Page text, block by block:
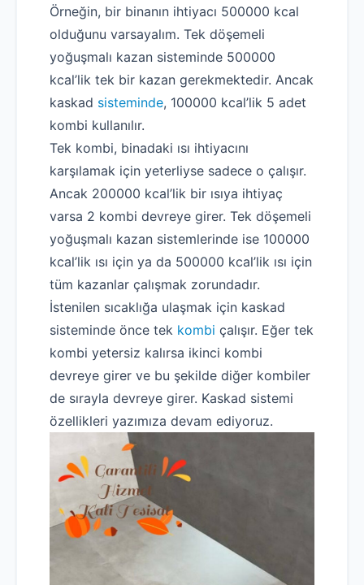
Robotla Tıkanıklık Açma
Örneğin, bir binanın ihtiyacı 500000 kcal
olduğunu varsayalım. Tek döşemeli
yoğuşmalı kazan sisteminde 500000
kcal’lik tek bir kazan gerekmektedir. Ancak
kaskad sisteminde, 100000 kcal’lik 5 adet
kombi kullanılır.
Tek kombi, binadaki ısı ihtiyacını
karşılamak için yeterliyse sadece o çalışır.
Ancak 200000 kcal’lik bir ısıya ihtiyaç
varsa 2 kombi devreye girer. Tek döşemeli
yoğuşmalı kazan sistemlerinde ise 100000
kcal’lik ısı için ya da 500000 kcal’lik ısı için
tüm kazanlar çalışmak zorundadır.
İstenilen sıcaklığa ulaşmak için kaskad
sisteminde önce tek kombi çalışır. Eğer tek
kombi yetersiz kalırsa ikinci kombi
devreye girer ve bu şekilde diğer kombiler
de sırayla devreye girer. Kaskad sistemi
özellikleri yazımıza devam ediyoruz.